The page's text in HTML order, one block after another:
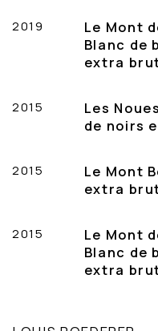
2019
Le Mont
Blanc de
extra
2015
Les
de noirs
2015
Le Mont
extra
2015
Le Mont
Blanc de
extra